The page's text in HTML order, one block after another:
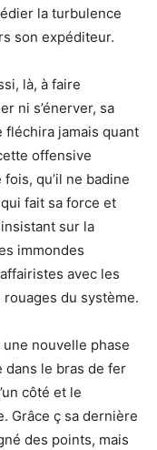
la turbulence
son expéditeur.
là, à faire
ni s’énerver, sa
fléchira jamais quant
offensive
qu’il ne badine
fait sa force et
sur la
immondes
avec les
du système.
nouvelle phase
le bras de fer
côté et le
Grâce ç sa dernière
des points, mais